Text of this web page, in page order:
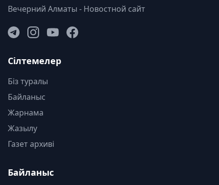
Вечерний Алматы - Новостной сайт
Сілтемелер
Біз туралы
Байланыс
Жарнама
Жазылу
Газет архиві
Байланыс